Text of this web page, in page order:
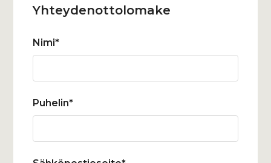
Yhteydenotto­lomake
Nimi*
Puhelin*